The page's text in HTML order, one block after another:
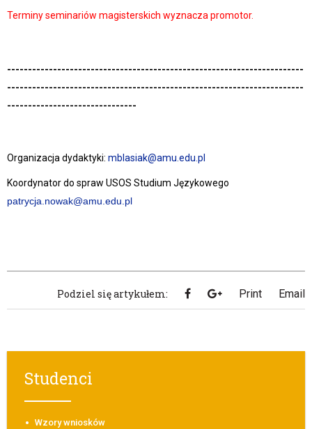
Terminy seminariów magisterskich wyznacza promotor.
-----------------------------------------------------------------------
-----------------------------------------------------------------------
-------------------------------
Organizacja dydaktyki: mblasiak@amu.edu.pl
Koordynator do spraw USOS Studium Językowego
patrycja.nowak@amu.edu.pl
Podziel się artykułem: Print Email
Studenci
Wzory wniosków